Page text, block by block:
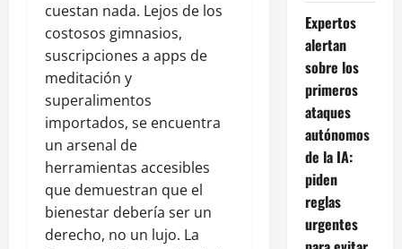
cuestan nada. Lejos de los
costosos gimnasios,
suscripciones a apps de
meditación y
superalimentos
importados, se encuentra
un arsenal de
herramientas accesibles
que demuestran que el
bienestar debería ser un
derecho, no un lujo. La
Expertos
alertan
sobre los
primeros
ataques
autónomos
de la IA:
piden
reglas
urgentes